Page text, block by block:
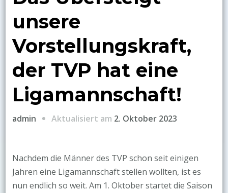
unsere
Vorstellungskraft,
der TVP hat eine
Ligamannschaft!
admin Aktualisiert am 2. Oktober 2023
Nachdem die Männer des TVP schon seit einigen
Jahren eine Ligamannschaft stellen wollten, ist es
nun endlich so weit. Am 1. Oktober startet die Saison